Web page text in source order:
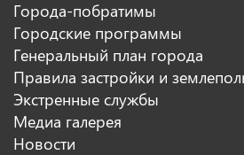
Города-побратимы
Городские программы
Генеральный план города
Правила застройки и
Экстренные службы
Медиа галерея
Новости